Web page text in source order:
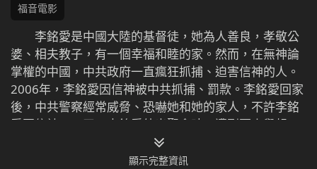
福音電影
李銘愛是中國大陸的基督徒，她為人善良，孝敬公
婆、相夫教子，有一個幸福和睦的家。然而，在無神論
掌權的中國，中共政府一直瘋狂抓捕、迫害信神的人。
2006年，李銘愛因信神被中共抓捕、罰款。李銘愛回家
後，中共警察經常威脅、恐嚇她和她的家人，不許李銘
愛再信神。一天，李銘愛外出聚會時，遭到惡人舉報，
警察再次到李銘愛家實施抓捕，李銘愛被迫離開了家，
從此她開始了東躲西藏、逃亡在外的生活。中共警察仍
顯示完整資訊